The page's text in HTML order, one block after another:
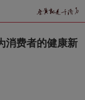
消费者的健康新